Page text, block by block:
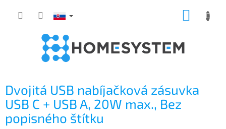
Dvojitá USB nabíjačková zásuvka
USB C + USB A, 20W max., Bez
popisného štítku